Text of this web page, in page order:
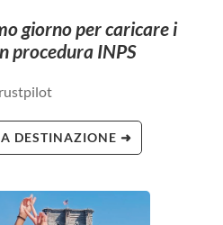
giorno per caricare i
procedura INPS
DESTINAZIONE ➜